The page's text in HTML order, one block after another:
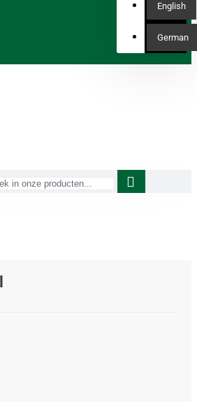
English
German